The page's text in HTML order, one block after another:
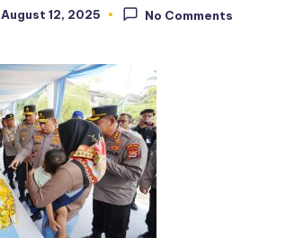
August 12, 2025 No Comments